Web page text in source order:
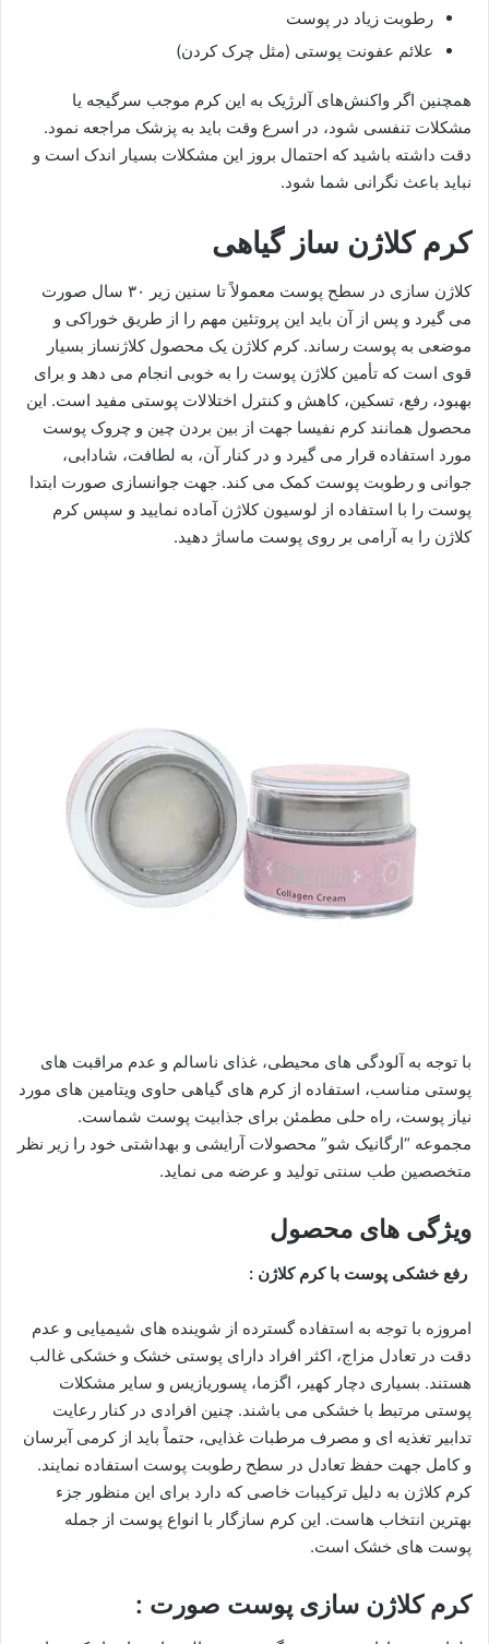
رطوبت زیاد در پوست
علائم عفونت پوستی (مثل چرک کردن)
همچنین اگر واکنش‌های آلرژیک به این کرم موجب سرگیجه یا
مشکلات تنفسی شود، در اسرع وقت باید به پزشک مراجعه نمود.
دقت داشته باشید که احتمال بروز این مشکلات بسیار اندک است و
نباید باعث نگرانی شما شود.
کرم کلاژن ساز گیاهی
کلاژن سازی در سطح پوست معمولاً تا سنین زیر ۳۰ سال صورت
می گیرد و پس از آن باید این پروتئین مهم را از طریق خوراکی و
موضعی به پوست رساند. کرم کلاژن یک محصول کلاژنساز بسیار
قوی است که تأمین کلاژن پوست را به خوبی انجام می دهد و برای
بهبود، رفع، تسکین، کاهش و کنترل اختلالات پوستی مفید است. این
محصول همانند کرم نفیسا جهت از بین بردن چین و چروک پوست
مورد استفاده قرار می گیرد و در کنار آن، به لطافت، شادابی،
جوانی و رطوبت پوست کمک می کند. جهت جوانسازی صورت ابتدا
پوست را با استفاده از لوسیون کلاژن آماده نمایید و سپس کرم
کلاژن را به آرامی بر روی پوست ماساژ دهید.
با توجه به آلودگی های محیطی، غذای ناسالم و عدم مراقبت های
پوستی مناسب، استفاده از کرم های گیاهی حاوی ویتامین های مورد
نیاز پوست، راه حلی مطمئن برای جذابیت پوست شماست.
مجموعه “ارگانیک شو” محصولات آرایشی و بهداشتی خود را زیر نظر
متخصصین طب سنتی تولید و عرضه می نماید.
ویژگی های محصول
رفع خشکی پوست با کرم کلاژن :
امروزه با توجه به استفاده گسترده از شوینده های شیمیایی و عدم
دقت در تعادل مزاج، اکثر افراد دارای پوستی خشک و خشکی غالب
هستند. بسیاری دچار کهیر، اگزما، پسوریازیس و سایر مشکلات
پوستی مرتبط با خشکی می باشند. چنین افرادی در کنار رعایت
تدابیر تغذیه ای و مصرف مرطبات غذایی، حتماً باید از کرمی آبرسان
و کامل جهت حفظ تعادل در سطح رطوبت پوست استفاده نمایند.
کرم کلاژن به دلیل ترکیبات خاصی که دارد برای این منظور جزء
بهترین انتخاب هاست. این کرم سازگار با انواع پوست از جمله
پوست های خشک است.
کرم کلاژن سازی پوست صورت :